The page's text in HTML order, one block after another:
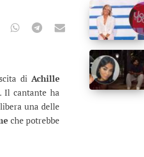
è un ex di Amici
talent, tra conferme e
di Achille
Il cantante ha
una delle
che potrebbe